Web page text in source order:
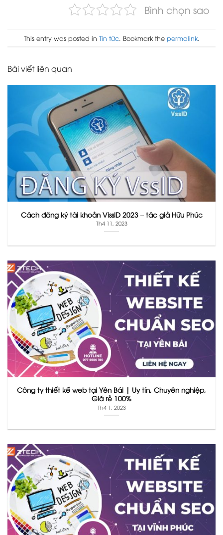
Bình chọn sao
This entry was posted in Tin tức. Bookmark the permalink.
Bài viết liên quan
Cách đăng ký tài khoản VissID 2023 – tác giả Hữu Phúc
Th4 11, 2023
Công ty thiết kế web tại Yên Bái | Uy tín, Chuyên nghiệp,
Giá rẻ 100%
Th4 1, 2023